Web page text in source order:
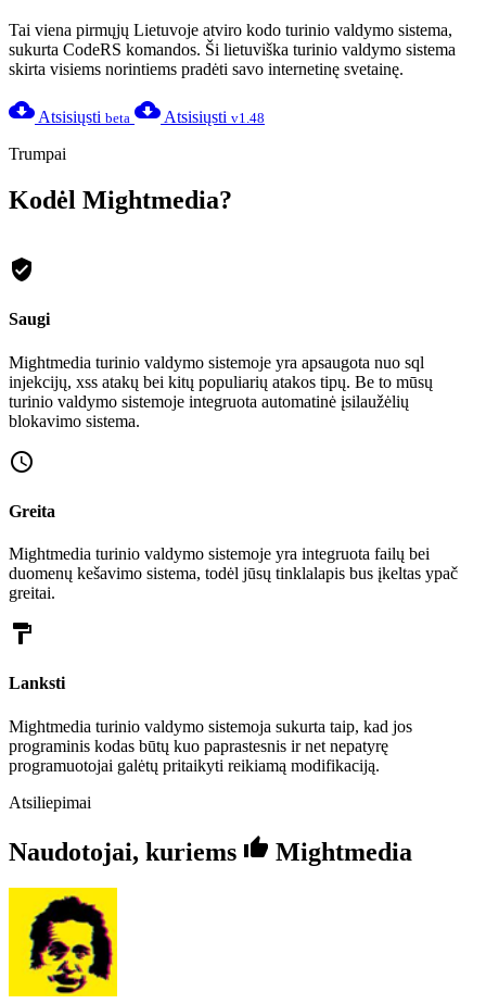
Tai viena pirmųjų Lietuvoje atviro kodo turinio valdymo sistema,
sukurta CodeRS komandos. Ši lietuviška turinio valdymo sistema
skirta visiems norintiems pradėti savo internetinę svetainę.
cloud_download Atsisiųsti beta cloud_download Atsisiųsti v1.48
Trumpai
Kodėl Mightmedia?
verified_user
Saugi
Mightmedia turinio valdymo sistemoje yra apsaugota nuo sql
injekcijų, xss atakų bei kitų populiarių atakos tipų. Be to mūsų
turinio valdymo sistemoje integruota automatinė įsilaužėlių
blokavimo sistema.
query_builder
Greita
Mightmedia turinio valdymo sistemoje yra integruota failų bei
duomenų kešavimo sistema, todėl jūsų tinklalapis bus įkeltas ypač
greitai.
format_paint
Lanksti
Mightmedia turinio valdymo sistemoja sukurta taip, kad jos
programinis kodas būtų kuo paprastesnis ir net nepatyrę
programuotojai galėtų pritaikyti reikiamą modifikaciją.
Atsiliepimai
Naudotojai, kuriems thumb_up Mightmedia